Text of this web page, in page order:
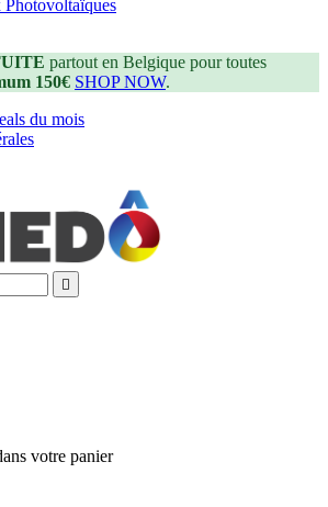
Photovoltaïques
partout en Belgique pour toutes
150€ SHOP NOW.
du mois

votre panier